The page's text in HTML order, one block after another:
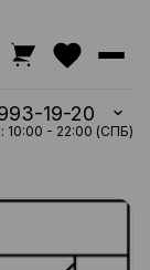
19-20
10:00 - 22:00 (СПБ)